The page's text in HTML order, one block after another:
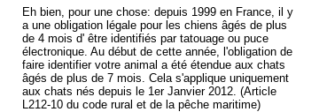
Eh bien, pour une chose: depuis 1999 en France, il y
a une obligation légale pour les chiens âgés de plus
de 4 mois d' être identifiés par tatouage ou puce
électronique. Au début de cette année, l'obligation de
faire identifier votre animal a été étendue aux chats
âgés de plus de 7 mois. Cela s'applique uniquement
aux chats nés depuis le 1er Janvier 2012. (Article
L212-10 du code rural et de la pêche maritime)